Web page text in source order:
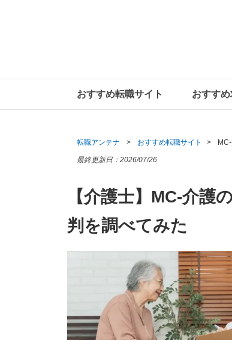
おすすめ転職サイト おすす
転職アンテナ おすすめ転職サイト
最終更新日： 2026/07/26
【介護士】MC-介護
判を調べてみた